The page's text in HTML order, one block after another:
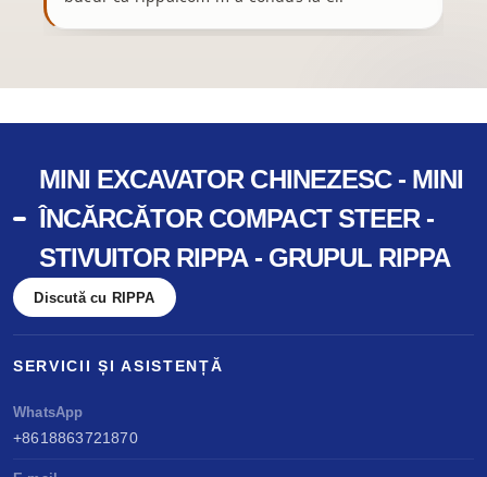
MINI EXCAVATOR CHINEZESC - MINI
ÎNCĂRCĂTOR COMPACT STEER -
STIVUITOR RIPPA - GRUPUL RIPPA
Discută cu RIPPA
SERVICII ȘI ASISTENȚĂ
WhatsApp
+8618863721870